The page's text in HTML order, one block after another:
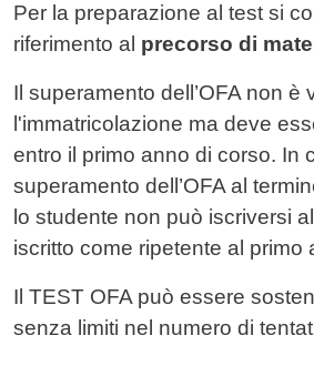
Per la preparazione al test si
riferimento al precorso di
Il superamento dell’OFA non è
l'immatricolazione ma deve
entro il primo anno di corso. In
superamento dell’OFA al
lo studente non può iscriversi
iscritto come ripetente al primo
Il TEST OFA può essere
senza limiti nel numero di